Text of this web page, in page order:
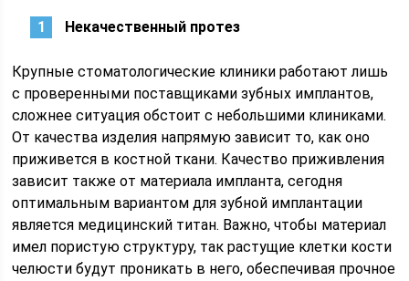
Некачественный протез
Крупные стоматологические клиники работают лишь
с проверенными поставщиками зубных имплантов,
сложнее ситуация обстоит с небольшими клиниками.
От качества изделия напрямую зависит то, как оно
приживется в костной ткани. Качество приживления
зависит также от материала импланта, сегодня
оптимальным вариантом для зубной имплантации
является медицинский титан. Важно, чтобы материал
имел пористую структуру, так растущие клетки кости
челюсти будут проникать в него, обеспечивая прочное